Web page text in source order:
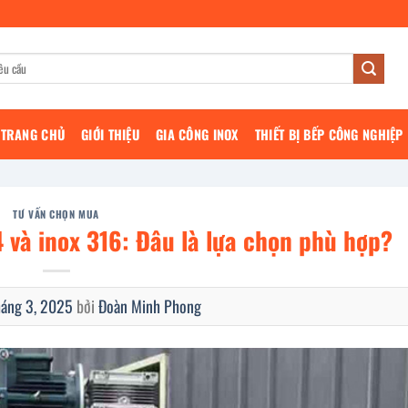
TRANG CHỦ GIỚI THIỆU GIA CÔNG INOX THIẾT BỊ BẾP CÔNG NGHIỆP
TƯ VẤN CHỌN MUA
inox 316: Đâu là lựa chọn phù hợp?
3, 2025 bởiĐoàn Minh Phong